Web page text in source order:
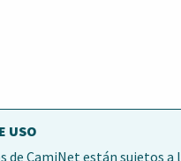
USO
de CamiNet están sujetos